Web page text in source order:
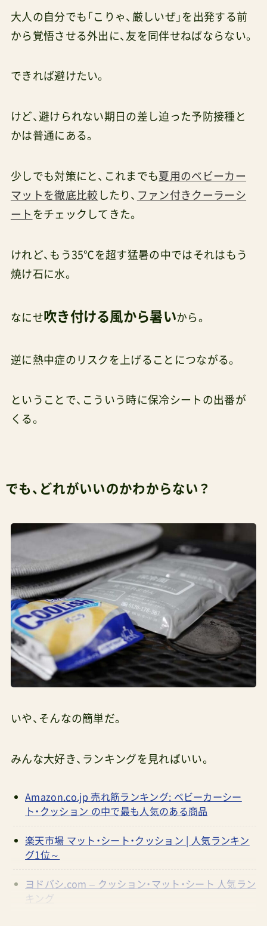
大人の自分でも「こりゃ、厳しいぜ」を出発する前
から覚悟させる外出に、友を同伴せねばならない。
できれば避けたい。
けど、避けられない期日の差し迫った予防接種と
かは普通にある。
少しでも対策にと、これまでも夏用のベビーカー
マットを徹底比較 したり、 ファン付きクーラーシ
ート をチェックしてきた。
けれど、もう35℃を超す猛暑の中ではそれはもう
焼け石に水。
なにせ 吹き付ける風から暑いから。
逆に熱中症のリスクを上げることにつながる。
ということで、こういう時に保冷シートの出番が
くる。
でも、どれがいいのかわからない？
いや、そんなの簡単だ。
みんな大好き、ランキングを見ればいい。
Amazon.co.jp 売れ筋ランキング: ベビーカーシー
ト・クッション の中で最も人気のある商品
楽天市場 マット・シート・クッション | 人気ランキン
グ1位～
ヨドバシ.com – クッション・マット・シート 人気ラン
キング